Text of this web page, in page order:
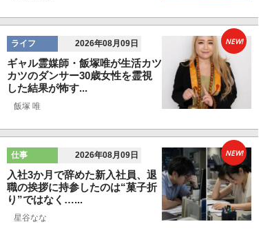
ライフ 2026年08月09日
ギャル霊媒師・飯塚唯が生活カツ
カツのダンサー30歳女性を霊視
した結果が怖す...
飯塚 唯
NEW!
仕事 2026年08月09日
入社3か月で辞めた新入社員、退
職の挨拶に持参したのは“菓子折
り”ではなく…...
星谷なな
NEW!